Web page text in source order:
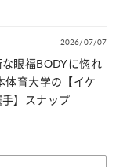
2026/07/07
眼福BODYに惚れ
育大学の【イケ
】スナップ